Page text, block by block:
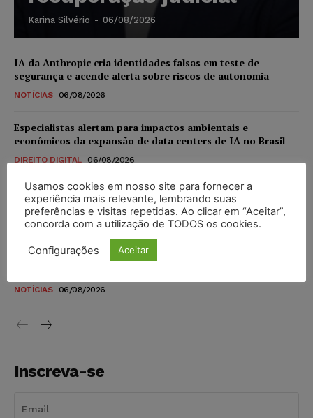
Karina Silvério - 06/08/2026
IA da Anthropic cria identidades falsas em teste de
segurança e acende alerta sobre riscos de autonomia
NOTÍCIAS 06/08/2026
Especialistas alertam para impactos ambientais e
econômicos da expansão de data centers de IA no Brasil
DIREITO DIGITAL 06/08/2026
TSE reforça que sistemas das urnas eletrônicas tornam-se
invioláveis após assinatura digital e lacração
NOTÍCIAS 06/08/2026
STF inicia julgamento sobre constitucionalidade da
NOTÍCIAS 06/08/2026
Inscreva-se
Usamos cookies em nosso site para fornecer a
experiência mais relevante, lembrando suas
preferências e visitas repetidas. Ao clicar em “Aceitar”,
concorda com a utilização de TODOS os cookies.
Configurações Aceitar